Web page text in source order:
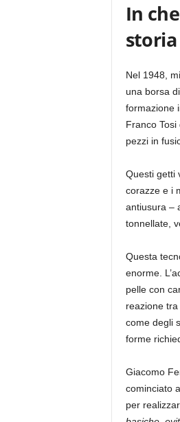
In
Nel 1948,
una borsa
formazione
Franco
pezzi in
Questi getti
corazze e i
antiusura –
tonnellate,
Questa
enorme.
pelle con
reazione
come degli
forme
Giacomo
cominciato
per